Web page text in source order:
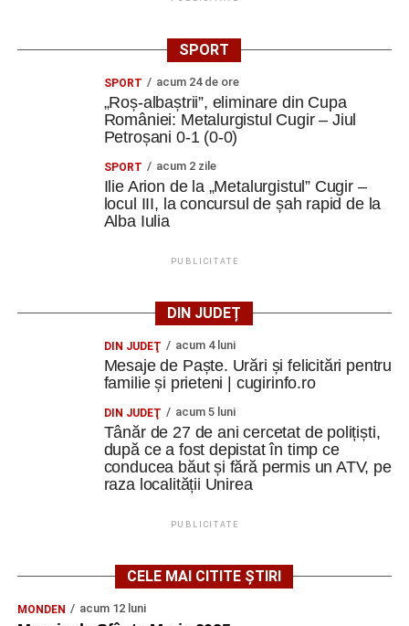
SPORT
SPORT acum 24 de ore
„Roș-albaștrii”, eliminare din Cupa
României: Metalurgistul Cugir – Jiul
Petroșani 0-1 (0-0)
SPORT acum 2 zile
Ilie Arion de la „Metalurgistul” Cugir –
locul III, la concursul de șah rapid de la
Alba Iulia
PUBLICITATE
DIN JUDEȚ
DIN JUDEŢ acum 4 luni
Mesaje de Paște. Urări și felicitări pentru
familie și prieteni | cugirinfo.ro
DIN JUDEŢ acum 5 luni
Tânăr de 27 de ani cercetat de polițiști,
după ce a fost depistat în timp ce
conducea băut și fără permis un ATV, pe
raza localității Unirea
PUBLICITATE
CELE MAI CITITE ȘTIRI
MONDEN acum 12 luni